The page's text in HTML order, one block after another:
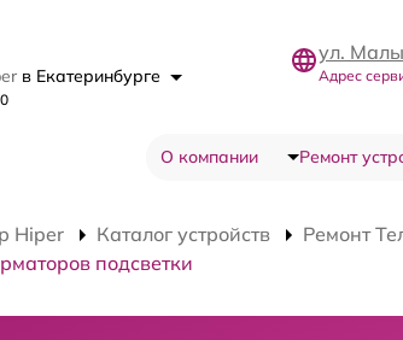
в Екатеринбурге
ул.
Адрес
О компании Ремонт
Hiper Каталог устройств Ремонт
подсветки